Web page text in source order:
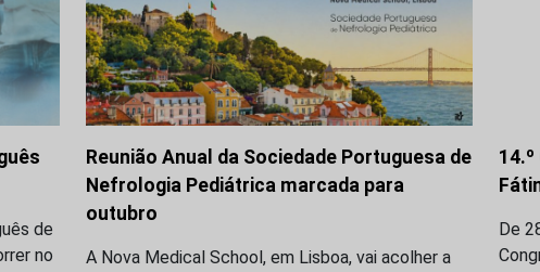
de
no
Reunião Anual da Sociedade Portuguesa de
Nefrologia Pediátrica marcada para
outubro
A Nova Medical School, em Lisboa, vai acolher a
De